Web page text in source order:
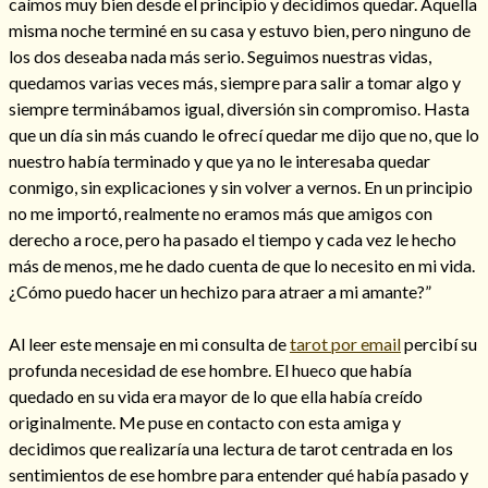
Hechizos de amor
Amarre para recuperar a mi pareja
misma noche terminé en su casa y estuvo bien, pero ninguno de
los dos deseaba nada más serio. Seguimos nuestras vidas,
quedamos varias veces más, siempre para salir a tomar algo y
siempre terminábamos igual, diversión sin compromiso. Hasta
que un día sin más cuando le ofrecí quedar me dijo que no, que lo
nuestro había terminado y que ya no le interesaba quedar
conmigo, sin explicaciones y sin volver a vernos. En un principio
no me importó, realmente no eramos más que amigos con
derecho a roce, pero ha pasado el tiempo y cada vez le hecho
más de menos, me he dado cuenta de que lo necesito en mi vida.
¿Cómo puedo hacer un hechizo para atraer a mi amante?”
Al leer este mensaje en mi consulta detarot por emailpercibí su
profunda necesidad de ese hombre. El hueco que había
quedado en su vida era mayor de lo que ella había creído
originalmente. Me puse en contacto con esta amiga y
decidimos que realizaría una lectura de tarot centrada en los
sentimientos de ese hombre para entender qué había pasado y